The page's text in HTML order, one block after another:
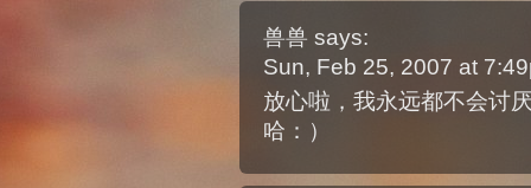
兽兽 says:
Sun, Feb 25, 2007 at
放心啦，我永远都不会讨
哈：）